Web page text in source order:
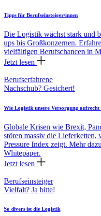
Tipps für Berufseinsteiger/innen
Die Logistik wächst stark und
ups bis Großkonzernen.
vielfältigen Berufschancen in
Jetzt lesen
Berufserfahrene
Nachschub? Gesichert!
Wie Logistik unsere Versorgung
Globale Krisen wie Brexit,
stören massiv die
Pressure Index zeigt. Mehr
Whitepaper.
Jetzt lesen
Berufseinsteiger
Vielfalt? Ja bitte!
So divers ist die Logistik